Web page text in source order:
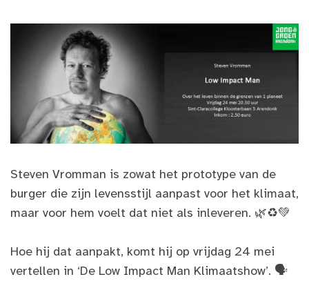
Steven Vromman is zowat het prototype van de
burger die zijn levensstijl aanpast voor het klimaat,
maar voor hem voelt dat niet als inleveren. 🌿♻️💚
Hoe hij dat aanpakt, komt hij op vrijdag 24 mei
vertellen in ‘De Low Impact Man Klimaatshow’. 🗣